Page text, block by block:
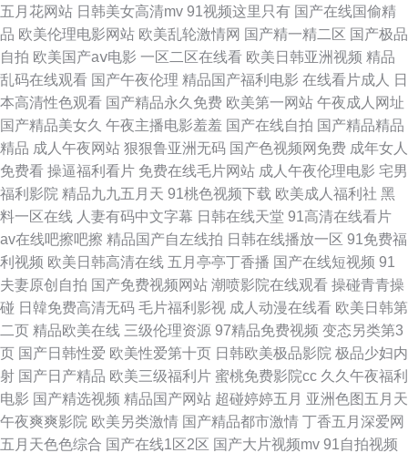
久久精品视频在线观看 色片网www 激情美女色综合 91看片91看片 99这里
只有精品视频 欧美专区啊啊啊 久草爱视频 91在线日本精品 光棍影院玩女人
B影视 日韩伦理视频 国产五区视频 91处女视频在线电影 97操网站 久久精品
久久精品三级 国产精品网站在线 91大片免费看视频 91超碰网 欧美人妖视频
国产1区二区处 熟女淫荡性91V 午夜福利导航网站 老湿机网址 99国产这里只
有精品 日本道不卡 国产日韩欧美色综合 91入口 av日韩中文字幕熟女 欧美精
品一 天堂网成人 九一性视频 91香蕉视频污 91com喷水 91久久久国产精品
一区 青青草大香蕉网免费 国产欧美久久精品无吗 91叉逼91 51黄频网站大全
欧美日韩亚 伊人麻屄 伊人久久亚洲精品 少妇一二区精品 久久超碰在线公开
AV福利姬导航入口 免费在线观看网址 熟女视频网站 九一资料库在线观看 91
五月花网站 日韩美女高清mv 91视频这里只有 国产在线国偷精
品 欧美伦理电影网站 欧美乱轮激情网 国产精一精二区 国产极品
自拍 欧美国产aⅴ电影 一区二区在线看 欧美日韩亚洲视频 精品
乱码在线观看 国产午夜伦理 精品国产福利电影 在线看片成人
日
本高清性色观看 国产精品永久免费 欧美第一网站 午夜成人网址
国产精品美女久 午夜主播电影羞羞 国产在线自拍 国产精品精品
精品 成人午夜网站 狠狠鲁亚洲无码 国产色视频网免费 成年女人
免费看 操逼福利看片 免费在线毛片网站 成人午夜伦理电影 宅男
福利影院 精品九九五月天 91桃色视频下载 欧美成人福利社 黑
料一区在线 人妻有码中文字幕 日韩在线天堂 91高清在线看片
av在线吧擦吧擦 精品国产自左线拍 日韩在线播放一区 91免费福
利视频 欧美日韩高清在线 五月亭亭丁香播 国产在线短视频 91
夫妻原创自拍 国产免费视频网站 潮喷影院在线观看 操碰青青操
碰 日韓免费高清无码 毛片福利影视 成人动漫在线看 欧美日韩第
二页 精品欧美在线 三级伦理资源 97精品免费视频 变态另类第3
页 国产日韩性爱 欧美性爱第十页 日韩欧美极品影院 极品少妇内
射 国产日产精品 欧美三级福利片 蜜桃免费影院cc 久久午夜福利
电影 国产精选视频 精品国产网站 超碰婷婷五月 亚洲色图五月天
午夜爽爽影院 欧美另类激情 国产精品都市激情 丁香五月深爱网
五月天色色综合 国产在线1区2区 国产大片视频mv 91自拍视频